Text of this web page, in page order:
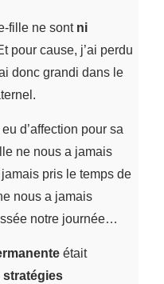
fille ne sont ni
pour cause, j’ai perdu
donc grandi dans le
d’affection pour sa
ne nous a jamais
pris le temps de
nous a jamais
notre journée…
était
stratégies